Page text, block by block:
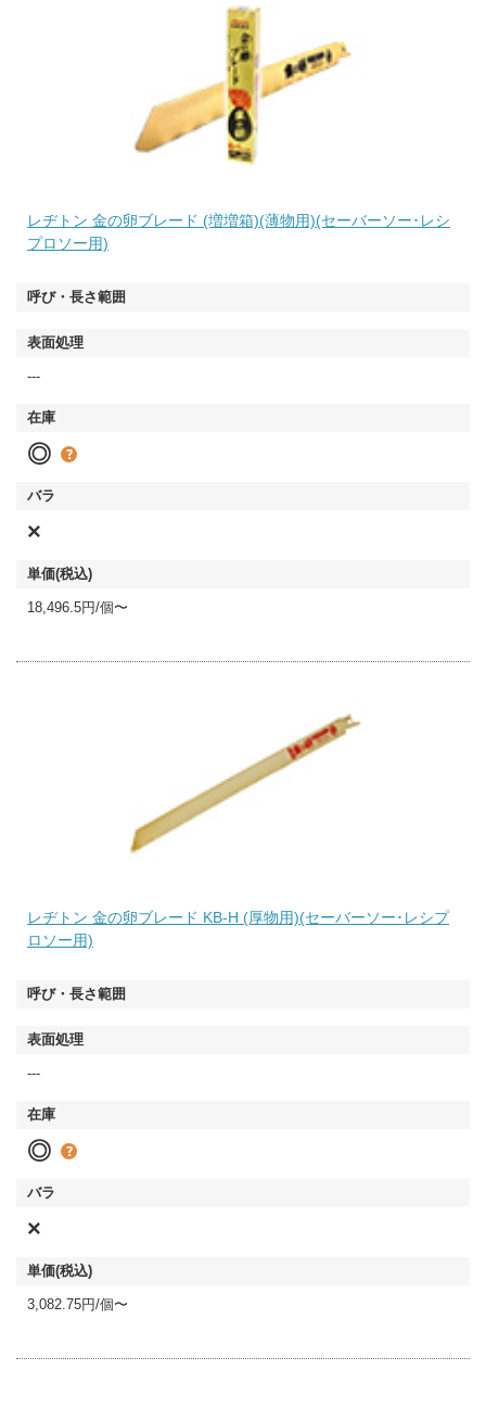
レヂトン 金の卵ブレード (増増箱)(薄物用)(セーバーソー･レシ
プロソー用)
---
◎
×
18,496.5円/個〜
レヂトン 金の卵ブレード KB-H (厚物用)(セーバーソー･レシプ
ロソー用)
---
◎
×
3,082.75円/個〜